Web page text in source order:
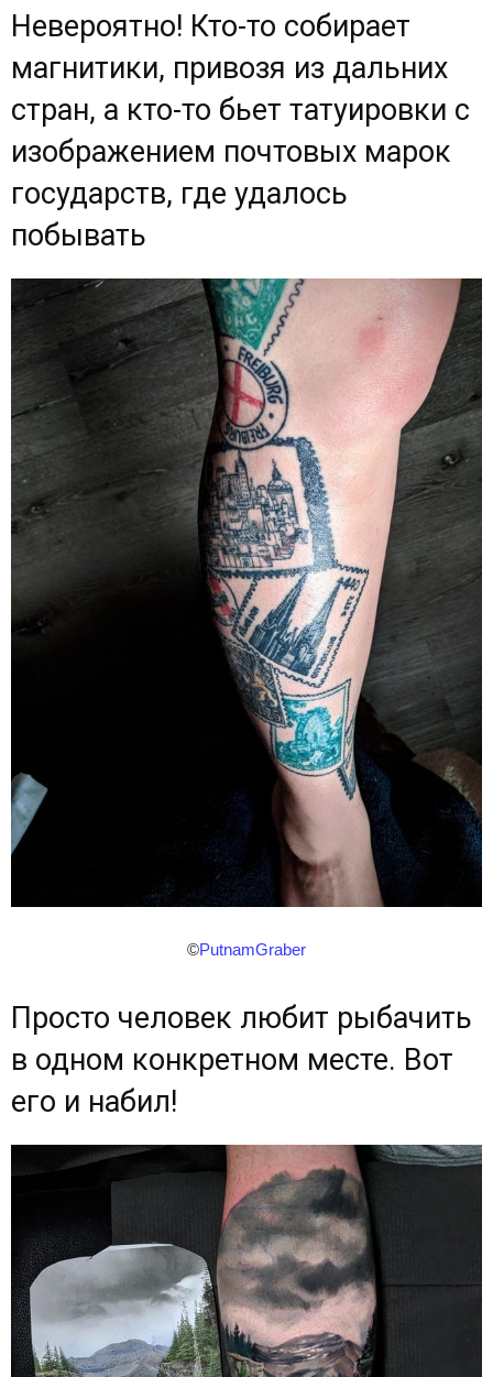
Невероятно! Кто-то собирает
магнитики, привозя из дальних
стран, а кто-то бьет татуировки с
изображением почтовых марок
государств, где удалось
побывать
©PutnamGraber
Просто человек любит рыбачить
в одном конкретном месте. Вот
его и набил!